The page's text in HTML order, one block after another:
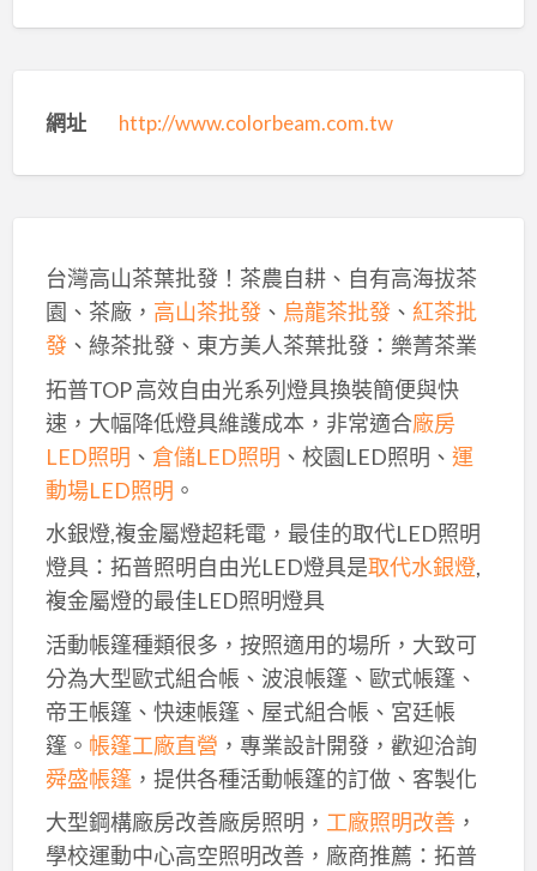
網址 http://www.colorbeam.com.tw
台灣高山茶葉批發！茶農自耕、自有高海拔茶
園、茶廠， 高山茶批發、 烏龍茶批發、 紅茶批
發、綠茶批發、東方美人茶葉批發：樂菁茶業
拓普TOP 高效自由光系列燈具換裝簡便與快
速，大幅降低燈具維護成本，非常適合廠房
LED照明 、 倉儲LED照明 、校園LED照明、 運
動場LED照明 。
水銀燈,複金屬燈超耗電，最佳的取代LED照明
燈具：拓普照明自由光LED燈具是取代水銀燈,
複金屬燈的最佳LED照明燈具
活動帳篷種類很多，按照適用的場所，大致可
分為大型歐式組合帳、波浪帳篷、歐式帳篷、
帝王帳篷、快速帳篷、屋式組合帳、宮廷帳
篷。 帳篷工廠直營 ，專業設計開發，歡迎洽詢
舜盛帳篷，提供各種活動帳篷的訂做、客製化
大型鋼構廠房改善廠房照明， 工廠照明改善，
學校運動中心高空照明改善，廠商推薦：拓普